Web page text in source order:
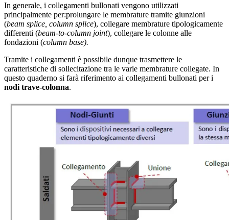
In generale, i collegamenti bullonati vengono utilizzati
principalmente per:prolungare le membrature tramite giunzioni
(beam splice, column splice), collegare membrature tipologicamente
differenti (beam-to-column joint), collegare le colonne alle
fondazioni (column base).
Tramite i collegamenti è possibile dunque trasmettere le
caratteristiche di sollecitazione tra le varie membrature collegate. In
questo quaderno si farà riferimento ai collegamenti bullonati per i
nodi trave-colonna.